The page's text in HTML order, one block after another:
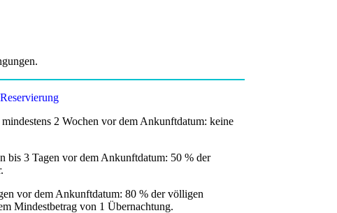
2 Wochen vor dem Ankunftdatum: keine
bis 3 Tagen vor dem Ankunftdatum: 50 % der
vor dem Ankunftdatum: 80 % der völligen
Mindestbetrag von 1 Übernachtung.